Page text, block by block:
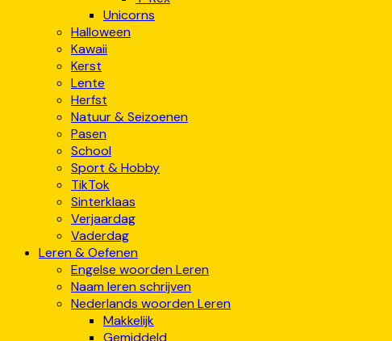
Unicorns
Halloween
Kawaii
Kerst
Lente
Herfst
Natuur & Seizoenen
Pasen
School
Sport & Hobby
TikTok
Sinterklaas
Verjaardag
Vaderdag
Leren & Oefenen
Engelse woorden Leren
Naam leren schrijven
Nederlands woorden Leren
Makkelijk
Gemiddeld